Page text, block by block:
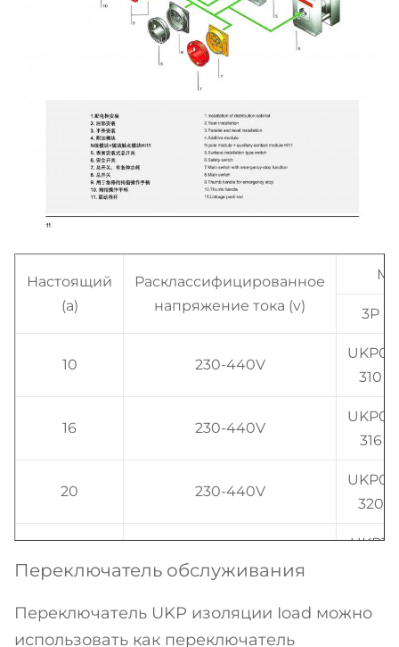
Настоящий
(a)
Расклассифицированное
напряжение тока (v)
3P
10 230-440V
UKP0-
310
16 230-440V
UKP0-
316
20 230-440V
UKP0-
320
UKP1-
25 230-440V
UKP1-
Переключатель обслуживания
Переключатель UKP изоляции Ioad можно
использовать как переключатель